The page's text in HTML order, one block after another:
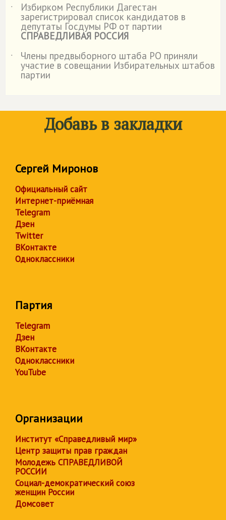
˙
Избирком Республики Дагестан
зарегистрировал список кандидатов в
депутаты Госдумы РФ от партии
СПРАВЕДЛИВАЯ РОССИЯ
˙
Члены предвыборного штаба РО приняли
участие в совещании Избирательных штабов
партии
Добавь в закладки
Сергей Миронов
Официальный сайт
Интернет-приёмная
Telegram
Дзен
Twitter
ВКонтакте
Одноклассники
Партия
Telegram
Дзен
ВКонтакте
Одноклассники
YouTube
Организации
Институт «Справедливый мир»
Центр защиты прав граждан
Молодежь СПРАВЕДЛИВОЙ
РОССИИ
Социал-демократический союз
женщин России
Домсовет